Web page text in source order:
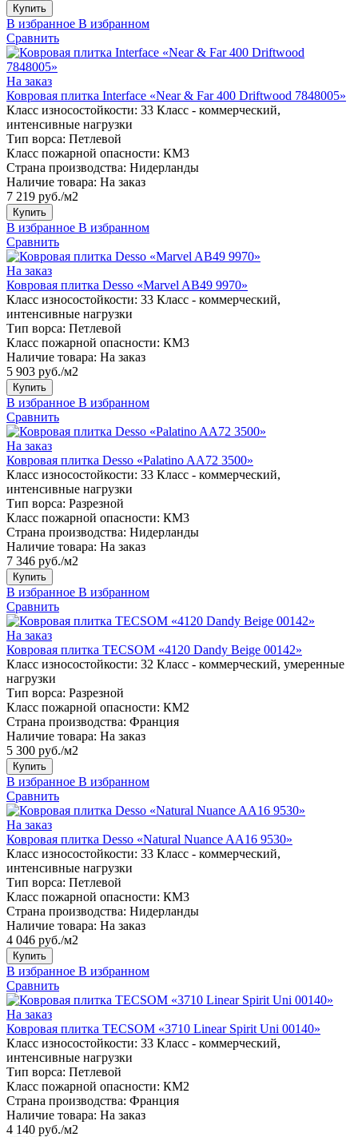
Купить
В избранное В избранном
Сравнить
На заказ
Ковровая плитка Interface «Near & Far 400 Driftwood 7848005»
Класс износостойкости: 33 Класс - коммерческий,
интенсивные нагрузки
Тип ворса: Петлевой
Класс пожарной опасности: КМ3
Страна производства: Нидерланды
Наличие товара: На заказ
7 219 руб./м2
Купить
В избранное В избранном
Сравнить
На заказ
Ковровая плитка Desso «Marvel AB49 9970»
Класс износостойкости: 33 Класс - коммерческий,
интенсивные нагрузки
Тип ворса: Петлевой
Класс пожарной опасности: КМ3
Наличие товара: На заказ
5 903 руб./м2
Купить
В избранное В избранном
Сравнить
На заказ
Ковровая плитка Desso «Palatino AA72 3500»
Класс износостойкости: 33 Класс - коммерческий,
интенсивные нагрузки
Тип ворса: Разрезной
Класс пожарной опасности: КМ3
Страна производства: Нидерланды
Наличие товара: На заказ
7 346 руб./м2
Купить
В избранное В избранном
Сравнить
На заказ
Ковровая плитка TECSOM «4120 Dandy Beige 00142»
Класс износостойкости: 32 Класс - коммерческий, умеренные
нагрузки
Тип ворса: Разрезной
Класс пожарной опасности: КМ2
Страна производства: Франция
Наличие товара: На заказ
5 300 руб./м2
Купить
В избранное В избранном
Сравнить
На заказ
Ковровая плитка Desso «Natural Nuance AA16 9530»
Класс износостойкости: 33 Класс - коммерческий,
интенсивные нагрузки
Тип ворса: Петлевой
Класс пожарной опасности: КМ3
Страна производства: Нидерланды
Наличие товара: На заказ
4 046 руб./м2
Купить
В избранное В избранном
Сравнить
На заказ
Ковровая плитка TECSOM «3710 Linear Spirit Uni 00140»
Класс износостойкости: 33 Класс - коммерческий,
интенсивные нагрузки
Тип ворса: Петлевой
Класс пожарной опасности: КМ2
Страна производства: Франция
Наличие товара: На заказ
4 140 руб./м2